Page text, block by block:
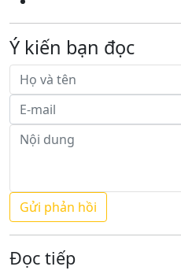
Ý kiến bạn đọc
Đọc tiếp